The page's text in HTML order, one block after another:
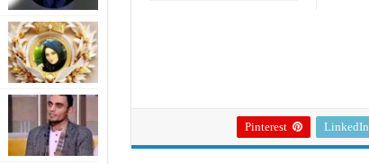
LinkedIn
Pinterest